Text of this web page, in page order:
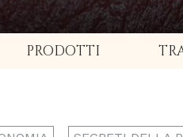
PRODOTTI